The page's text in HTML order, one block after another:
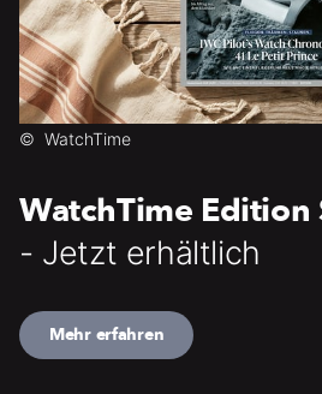
© WatchTime
WatchTime
- Jetzt erhältlich
Mehr erfahren